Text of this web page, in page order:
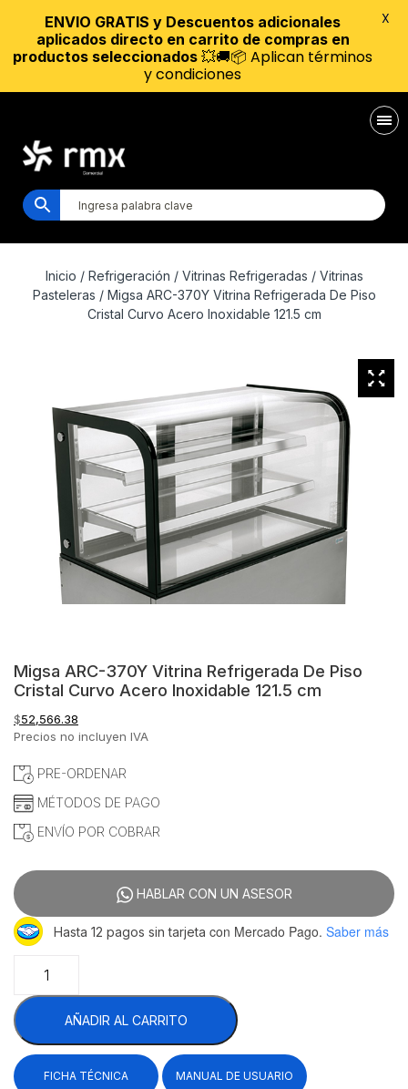
Inicio / Refrigeración / Vitrinas Refrigeradas / Vitrinas
Pasteleras / Migsa ARC-370Y Vitrina Refrigerada De Piso
Cristal Curvo Acero Inoxidable 121.5 cm
Migsa ARC-370Y Vitrina Refrigerada De Piso
Cristal Curvo Acero Inoxidable 121.5 cm
$52,566.38
Precios no incluyen IVA
PRE-ORDENAR
MÉTODOS DE PAGO
ENVÍO POR COBRAR
HABLAR CON UN ASESOR
Hasta 12 pagos sin tarjeta con Mercado Pago. Saber más
370Y
Vitrina
Refrigerada
De
Piso
AÑADIR AL CARRITO
FICHA TÉCNICA MANUAL DE USUARIO
ENVIO GRATIS y Descuentos adicionales
aplicados directo en carrito de compras en
productos seleccionados 💥🚚📦 Aplican términos
y condiciones
X